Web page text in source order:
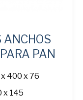
ANCHOS
PAN
400 x 76
x 145